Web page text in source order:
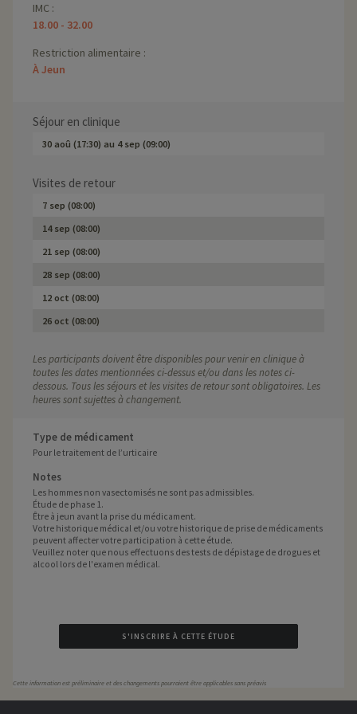
IMC :
18.00 - 32.00
Restriction alimentaire :
À Jeun
Séjour en clinique
30 aoû (17:30) au 4 sep (09:00)
Visites de retour
7 sep (08:00)
14 sep (08:00)
21 sep (08:00)
28 sep (08:00)
12 oct (08:00)
26 oct (08:00)
Les participants doivent être disponibles pour venir en clinique à
toutes les dates mentionnées ci-dessus et/ou dans les notes ci-
dessous. Tous les séjours et les visites de retour sont obligatoires. Les
heures sont sujettes à changement.
Type de médicament
Pour le traitement de l’urticaire
Notes
Les hommes non vasectomisés ne sont pas admissibles.
Étude de phase 1.
Être à jeun avant la prise du médicament.
Votre historique médical et/ou votre historique de prise de médicaments
peuvent affecter votre participation à cette étude.
Veuillez noter que nous effectuons des tests de dépistage de drogues et
alcool lors de l'examen médical.
S'INSCRIRE À CETTE ÉTUDE
Cette information est préliminaire et des changements pourraient être applicables sans préavis